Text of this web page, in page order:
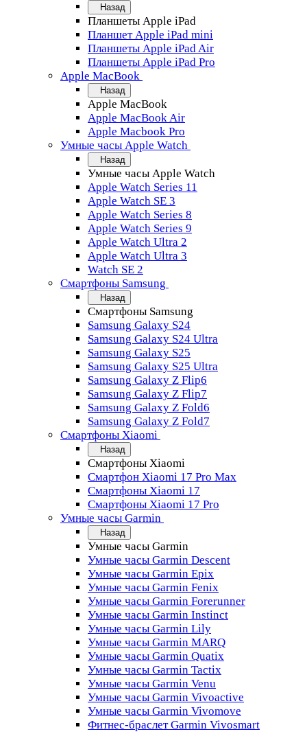
Назад
Планшеты Apple iPad
Планшет Apple iPad mini
Планшеты Apple iPad Air
Планшеты Apple iPad Pro
Apple MacBook
Назад
Apple MacBook
Apple MacBook Air
Apple Macbook Pro
Умные часы Apple Watch
Назад
Умные часы Apple Watch
Apple Watch Series 11
Apple Watch SE 3
Apple Watch Series 8
Apple Watch Series 9
Apple Watch Ultra 2
Apple Watch Ultra 3
Watch SE 2
Смартфоны Samsung
Назад
Смартфоны Samsung
Samsung Galaxy S24
Samsung Galaxy S24 Ultra
Samsung Galaxy S25
Samsung Galaxy S25 Ultra
Samsung Galaxy Z Flip6
Samsung Galaxy Z Flip7
Samsung Galaxy Z Fold6
Samsung Galaxy Z Fold7
Смартфоны Xiaomi
Назад
Смартфоны Xiaomi
Смартфон Xiaomi 17 Pro Max
Смартфоны Xiaomi 17
Смартфоны Xiaomi 17 Pro
Умные часы Garmin
Назад
Умные часы Garmin
Умные часы Garmin Descent
Умные часы Garmin Epix
Умные часы Garmin Fenix
Умные часы Garmin Forerunner
Умные часы Garmin Instinct
Умные часы Garmin Lily
Умные часы Garmin MARQ
Умные часы Garmin Quatix
Умные часы Garmin Tactix
Умные часы Garmin Venu
Умные часы Garmin Vivoactive
Умные часы Garmin Vivomove
Фитнес-браслет Garmin Vivosmart